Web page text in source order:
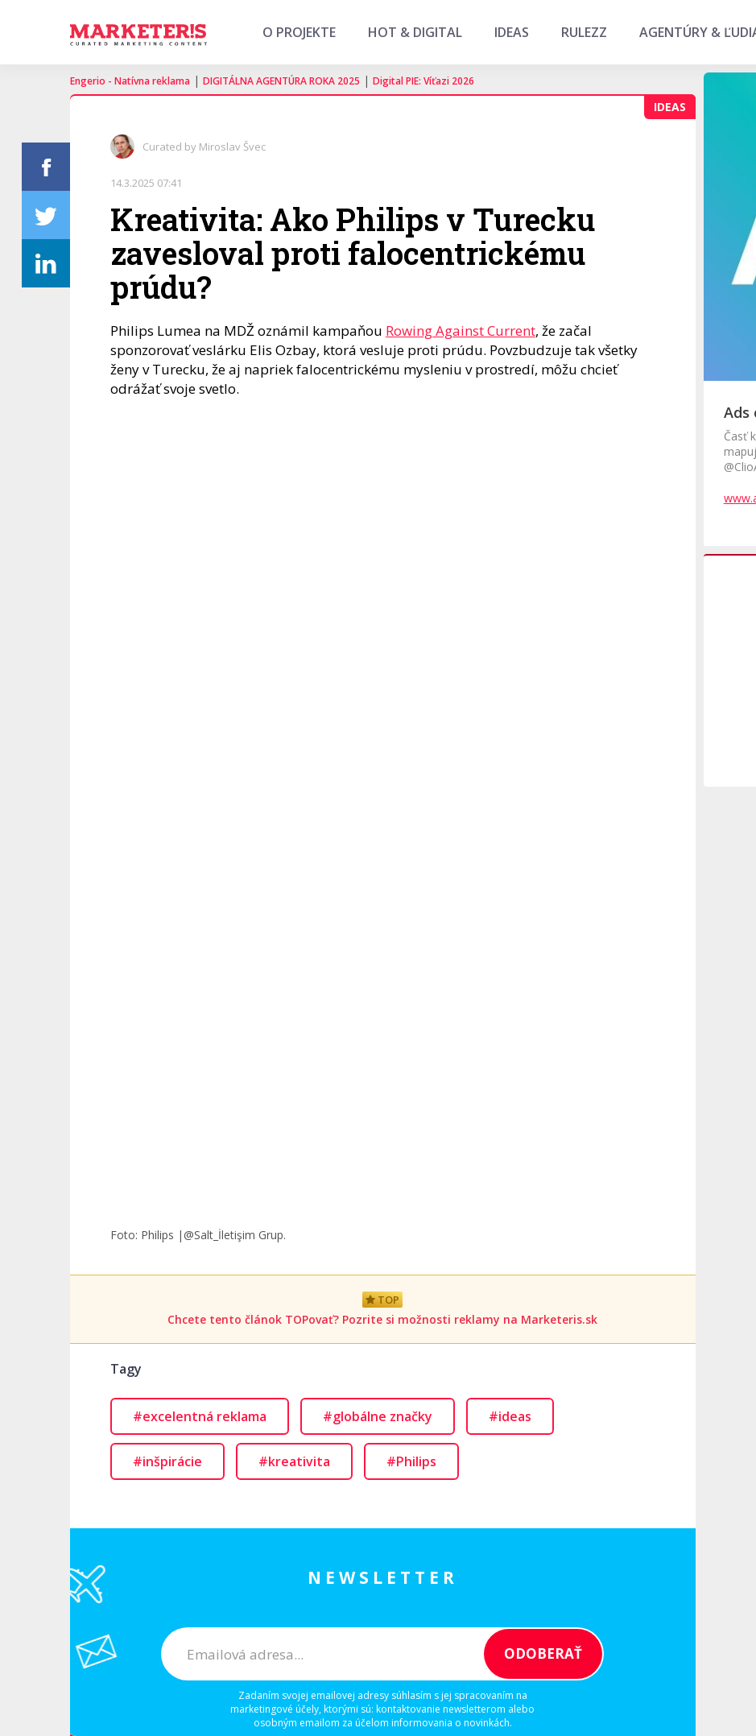
O PROJEKTE HOT & DIGITAL IDEAS RULEZZ AGENTÚRY &
Engerio - Natívna reklama | DIGITÁLNA AGENTÚRA ROKA 2025 | Digital PIE: Víťazi 2026
IDEAS
Curated by Miroslav Švec
14.3.2025 07:41
Kreativita: Ako Philips v Turecku
zavesloval proti falocentrickému
prúdu?
Philips Lumea na MDŽ oznámil kampaňou Rowing Against Current, že začal
sponzorovať veslárku Elis Ozbay, ktorá vesluje proti prúdu. Povzbudzuje tak všetky
ženy v Turecku, že aj napriek falocentrickému mysleniu v prostredí, môžu chcieť
odrážať svoje svetlo.
Foto: Philips |@Salt_İletişim Grup.
TOP
Chcete tento článok TOPovať? Pozrite si možnosti reklamy na Marketeris.sk
Tagy
#excelentná reklama #globálne značky #ideas
#inšpirácie #kreativita #Philips
NEWSLETTER
Zadaním svojej emailovej adresy súhlasím s jej spracovaním na
marketingové účely, ktorými sú: kontaktovanie newsletterom alebo
osobným emailom za účelom informovania o novinkách.
Ads
Časť